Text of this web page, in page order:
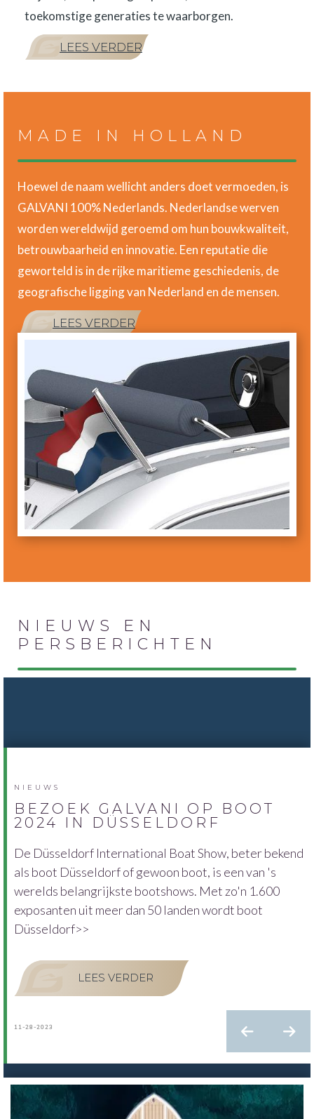
toekomstige generaties te waarborgen.
LEES VERDER
MADE IN HOLLAND
Hoewel de naam wellicht anders doet vermoeden, is
GALVANI 100% Nederlands. Nederlandse werven
worden wereldwijd geroemd om hun bouwkwaliteit,
betrouwbaarheid en innovatie. Een reputatie die
geworteld is in de rijke maritieme geschiedenis, de
geografische ligging van Nederland en de mensen.
LEES VERDER
NIEUWS EN
PERSBERICHTEN
NIEUWS
BEZOEK GALVANI OP BOOT
2024 IN DÜSSELDORF
De Düsseldorf International Boat Show, beter bekend
als boot Düsseldorf of gewoon boot, is een van 's
werelds belangrijkste bootshows. Met zo'n 1.600
exposanten uit meer dan 50 landen wordt boot
Düsseldorf>>
LEES VERDER
11-28-2023